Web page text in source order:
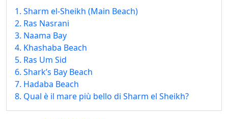
1. Sharm el-Sheikh (Main Beach)
2. Ras Nasrani
3. Naama Bay
4. Khashaba Beach
5. Ras Um Sid
6. Shark’s Bay Beach
7. Hadaba Beach
8. Qual è il mare più bello di Sharm el Sheikh?